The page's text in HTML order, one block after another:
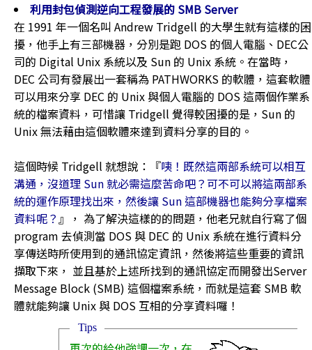
利用封包偵測逆向工程發展的 SMB Server
在 1991 年一個名叫 Andrew Tridgell 的大學生就有這樣的困
擾，他手上有三部機器，分別是跑 DOS 的個人電腦、DEC公
司的 Digital Unix 系統以及 Sun 的 Unix 系統。在當時，
DEC 公司有發展出一套稱為 PATHWORKS 的軟體，這套軟體
可以用來分享 DEC 的 Unix 與個人電腦的 DOS 這兩個作業系
統的檔案資料，可惜讓 Tridgell 覺得較困擾的是，Sun 的
Unix 無法藉由這個軟體來達到資料分享的目的。
這個時候 Tridgell 就想說：『咦！既然這兩部系統可以相互
溝通，沒道理 Sun 就必需這麼苦命吧？可不可以將這兩部系
統的運作原理找出來，然後讓 Sun 這部機器也能夠分享檔案
資料呢？』， 為了解決這樣的的問題，他老兄就自行寫了個
program 去偵測當 DOS 與 DEC 的 Unix 系統在進行資料分
享傳送時所使用到的通訊協定資訊，然後將這些重要的資訊
擷取下來， 並且基於上述所找到的通訊協定而開發出Server
Message Block (SMB) 這個檔案系統，而就是這套 SMB 軟
體就能夠讓 Unix 與 DOS 互相的分享資料囉！
Tips